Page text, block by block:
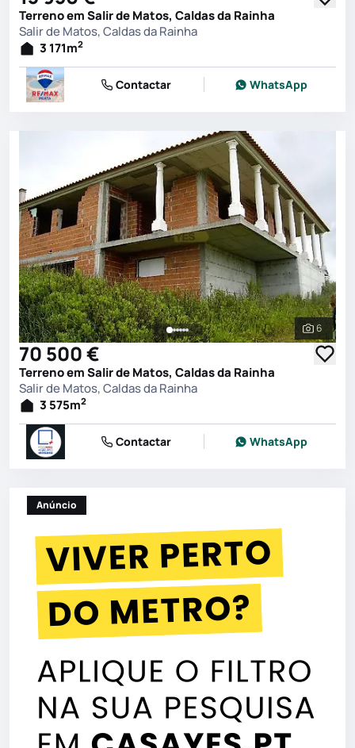
Terreno em Salir de Matos, Caldas da Rainha
Salir de Matos, Caldas da Rainha
3 171m2
Contactar WhatsApp
Ver
6
70 500 €
Terreno em Salir de Matos, Caldas da Rainha
Salir de Matos, Caldas da Rainha
3 575m2
Contactar WhatsApp
Anúncio